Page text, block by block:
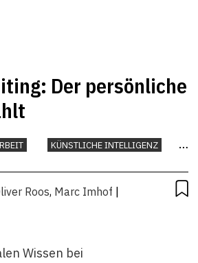
Der persönliche
KÜNSTLICHE INTELLIGENZ
Roos, Marc Imhof |